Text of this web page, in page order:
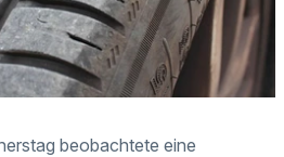
beobachtete eine